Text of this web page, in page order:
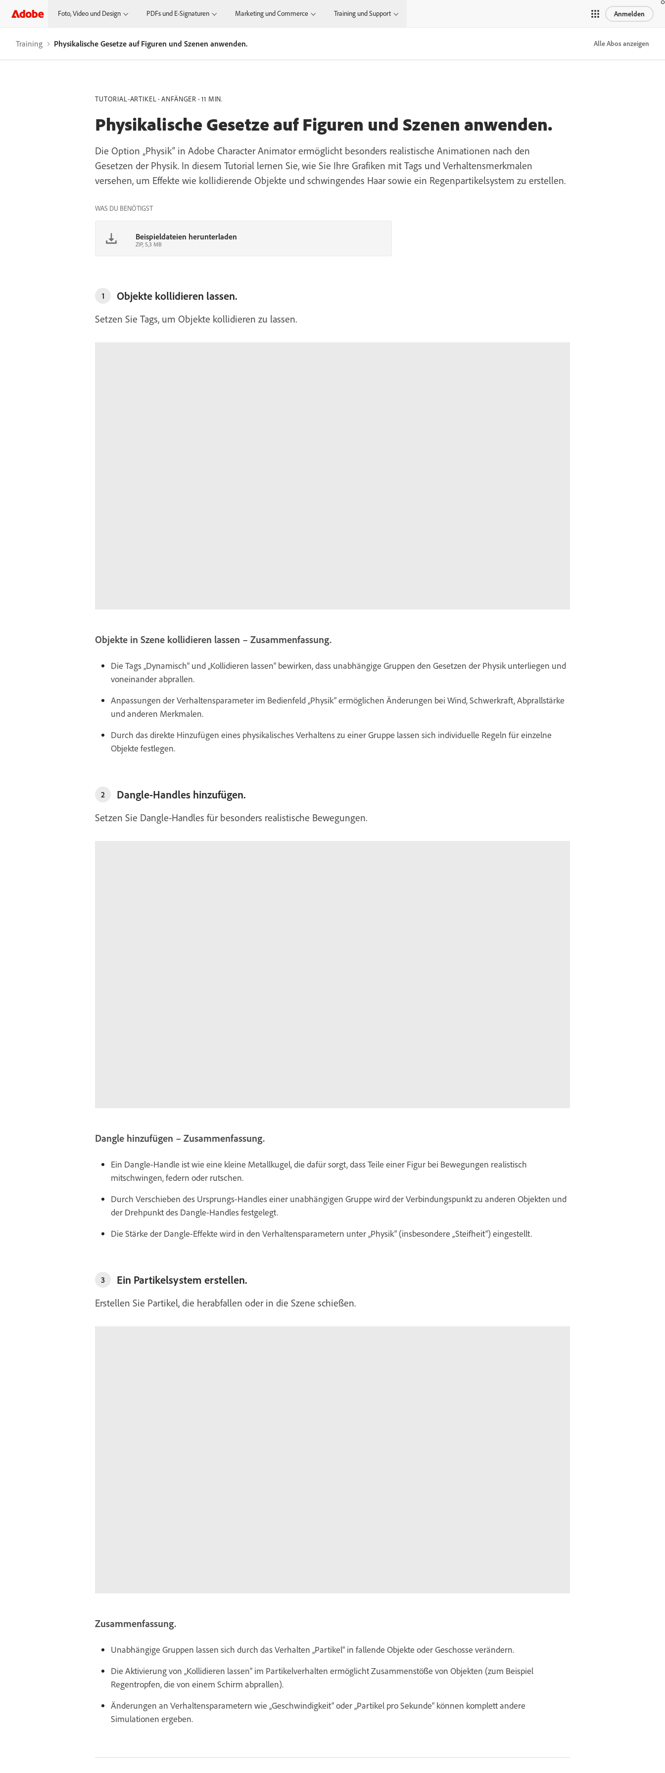
Foto, Video und Design PDFs und E-Signaturen Marketing und Commerce Training und Support Anmelden
Training Physikalische Gesetze auf Figuren und Szenen anwenden. Alle Abos anzeigen
TUTORIAL-ARTIKEL ANFÄNGER 11 MIN.
Physikalische Gesetze auf Figuren und Szenen anwenden.
Die Option „Physik“ in Adobe Character Animator ermöglicht besonders realistische Animationen nach den
Gesetzen der Physik. In diesem Tutorial lernen Sie, wie Sie Ihre Grafiken mit Tags und Verhaltensmerkmalen
versehen, um Effekte wie kollidierende Objekte und schwingendes Haar sowie ein Regenpartikelsystem zu erstellen.
WAS DU BENÖTIGST
Beispieldateien herunterladen
ZIP, 5,3 MB
1 Objekte kollidieren lassen.
Setzen Sie Tags, um Objekte kollidieren zu lassen.
Objekte in Szene kollidieren lassen – Zusammenfassung.
Die Tags „Dynamisch“ und „Kollidieren lassen“ bewirken, dass unabhängige Gruppen den Gesetzen der Physik unterliegen und
voneinander abprallen.
Anpassungen der Verhaltensparameter im Bedienfeld „Physik“ ermöglichen Änderungen bei Wind, Schwerkraft, Abprallstärke
und anderen Merkmalen.
Durch das direkte Hinzufügen eines physikalisches Verhaltens zu einer Gruppe lassen sich individuelle Regeln für einzelne
Objekte festlegen.
2 Dangle-Handles hinzufügen.
Setzen Sie Dangle-Handles für besonders realistische Bewegungen.
Dangle hinzufügen – Zusammenfassung.
Ein Dangle-Handle ist wie eine kleine Metallkugel, die dafür sorgt, dass Teile einer Figur bei Bewegungen realistisch
mitschwingen, federn oder rutschen.
Durch Verschieben des Ursprungs-Handles einer unabhängigen Gruppe wird der Verbindungspunkt zu anderen Objekten und
der Drehpunkt des Dangle-Handles festgelegt.
Die Stärke der Dangle-Effekte wird in den Verhaltensparametern unter „Physik“ (insbesondere „Steifheit“) eingestellt.
3 Ein Partikelsystem erstellen.
Erstellen Sie Partikel, die herabfallen oder in die Szene schießen.
Zusammenfassung.
Unabhängige Gruppen lassen sich durch das Verhalten „Partikel“ in fallende Objekte oder Geschosse verändern.
Die Aktivierung von „Kollidieren lassen“ im Partikelverhalten ermöglicht Zusammenstöße von Objekten (zum Beispiel
Regentropfen, die von einem Schirm abprallen).
Änderungen an Verhaltensparametern wie „Geschwindigkeit“ oder „Partikel pro Sekunde“ können komplett andere
Simulationen ergeben.